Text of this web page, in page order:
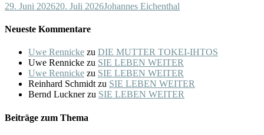
29. Juni 202620. Juli 2026Johannes Eichenthal
Neueste Kommentare
Uwe Rennicke zu DIE MUTTER TOKEI-IHTOS
Uwe Rennicke zu SIE LEBEN WEITER
Uwe Rennicke zu SIE LEBEN WEITER
Reinhard Schmidtzu SIE LEBEN WEITER
Bernd Lucknerzu SIE LEBEN WEITER
Beiträge zum Thema